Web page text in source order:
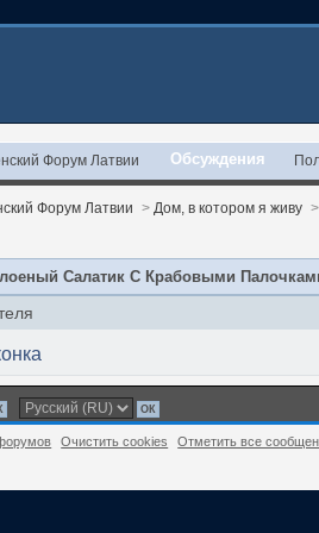
Форум Латвии Обсуждения
Форум Латвии > Дом, в котором я живу >
Салатик С Крабовыми
Очистить cookies Отметить все